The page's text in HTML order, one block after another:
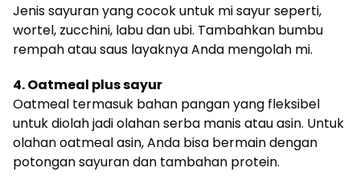
Jenis sayuran yang cocok untuk mi sayur seperti,
wortel, zucchini, labu dan ubi. Tambahkan bumbu
rempah atau saus layaknya Anda mengolah mi.
4. Oatmeal plus sayur
Oatmeal termasuk bahan pangan yang fleksibel
untuk diolah jadi olahan serba manis atau asin. Untuk
olahan oatmeal asin, Anda bisa bermain dengan
potongan sayuran dan tambahan protein.